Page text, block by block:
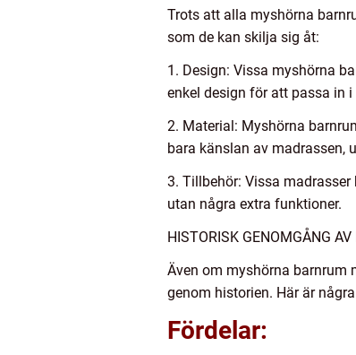
Trots att alla myshörna
som de kan skilja sig åt:
1. Design: Vissa myshörna
enkel design för att passa in
2. Material: Myshörna
bara känslan av madrassen,
3. Tillbehör: Vissa
utan några extra funktioner.
HISTORISK GENOMGÅNG
Även om myshörna barnrum
genom historien. Här är
Fördelar: